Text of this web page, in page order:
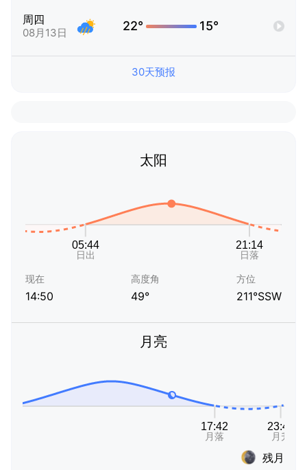
周四
08月13日 22° 15°
30天预报
太阳
现在
14:50
高度角
49°
方位
211°SSW
月亮
残月